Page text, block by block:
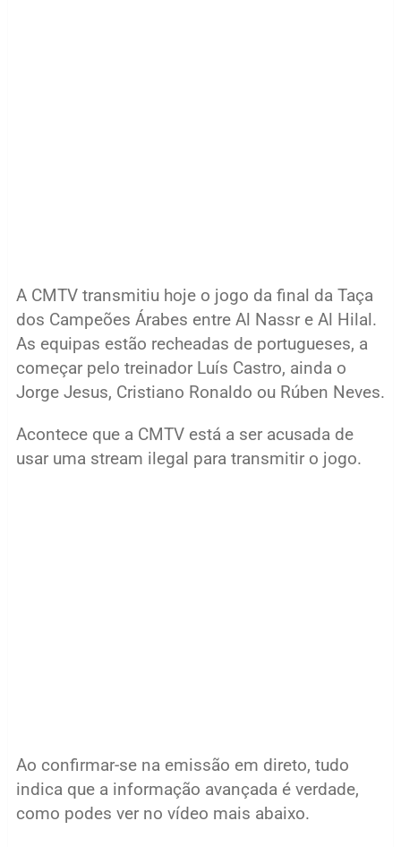
A CMTV transmitiu hoje o jogo da final da Taça
dos Campeões Árabes entre Al Nassr e Al Hilal.
As equipas estão recheadas de portugueses, a
começar pelo treinador Luís Castro, ainda o
Jorge Jesus, Cristiano Ronaldo ou Rúben Neves.
Acontece que a CMTV está a ser acusada de
usar uma stream ilegal para transmitir o jogo.
Ao confirmar-se na emissão em direto, tudo
indica que a informação avançada é verdade,
como podes ver no vídeo mais abaixo.